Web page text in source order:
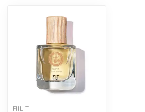
FIILIT